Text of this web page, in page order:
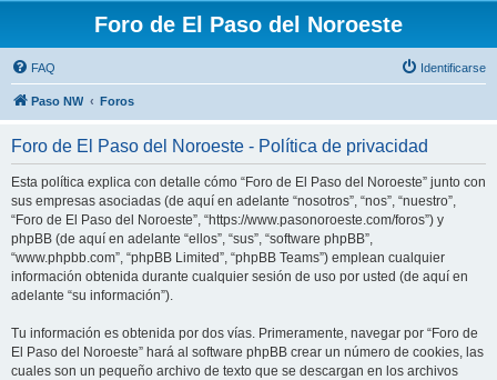
Foro de El Paso del Noroeste
FAQ Identificarse
Paso NW Foros
Foro de El Paso del Noroeste - Política de privacidad
Esta política explica con detalle cómo “Foro de El Paso del Noroeste” junto con
sus empresas asociadas (de aquí en adelante “nosotros”, “nos”, “nuestro”,
“Foro de El Paso del Noroeste”, “https://www.pasonoroeste.com/foros”) y
phpBB (de aquí en adelante “ellos”, “sus”, “software phpBB”,
“www.phpbb.com”, “phpBB Limited”, “phpBB Teams”) emplean cualquier
información obtenida durante cualquier sesión de uso por usted (de aquí en
adelante “su información”).
Tu información es obtenida por dos vías. Primeramente, navegar por “Foro de
El Paso del Noroeste” hará al software phpBB crear un número de cookies, las
cuales son un pequeño archivo de texto que se descargan en los archivos